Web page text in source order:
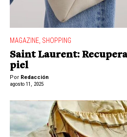
MAGAZINE SHOPPING
Saint Laurent:
piel
Por Redacción
agosto 11, 2025